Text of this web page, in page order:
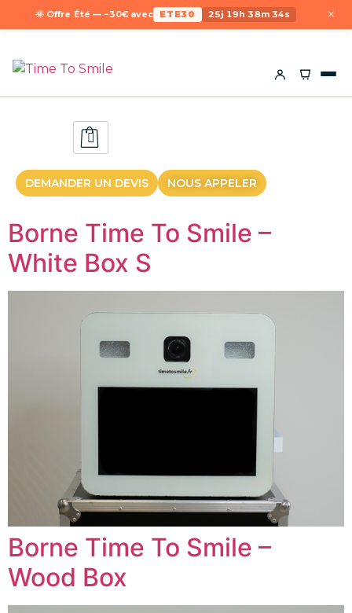
🌞 Offre Été — −30€ avec ETE30 25j 19h 38m 33s ×
DEMANDER UN DEVIS NOUS APPELER
Borne Time To Smile –
White Box S
Borne Time To Smile –
Wood Box